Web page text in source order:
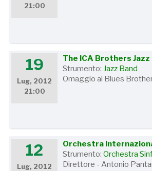
21:00
19
Lug, 2012
21:00
The ICA Brothers Jazz
Strumento: Jazz Band
Omaggio ai Blues
12
Lug, 2012
Orchestra
Strumento:Orchestra
Direttore - Antonio